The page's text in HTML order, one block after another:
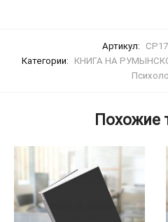
Артикул:
Категории:
КНИГА НА
Похожие